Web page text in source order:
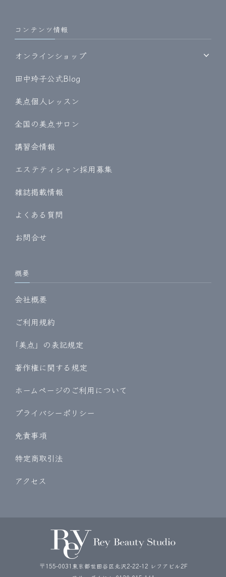
コンテンツ情報
オンラインショップ
田中玲子公式Blog
美点個人レッスン
全国の美点サロン
講習会情報
エステティシャン採用募集
雑誌掲載情報
よくある質問
お問合せ
概要
会社概要
ご利用規約
｢美点」の表記規定
著作権に関する規定
ホームページのご利用について
プライバシーポリシー
免責事項
特定商取引法
アクセス
〒155-0031東京都世田谷区北沢2-22-12 レフアビル2F